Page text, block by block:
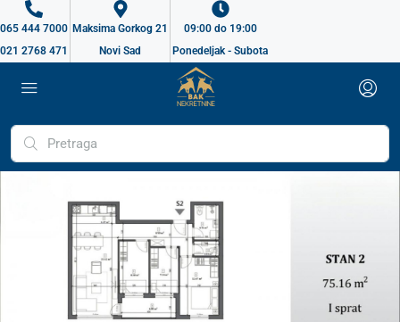
065 444 7000
021 2768 471
Maksima Gorkog 21
Novi Sad
09:00 do 19:00
Ponedeljak - Subota